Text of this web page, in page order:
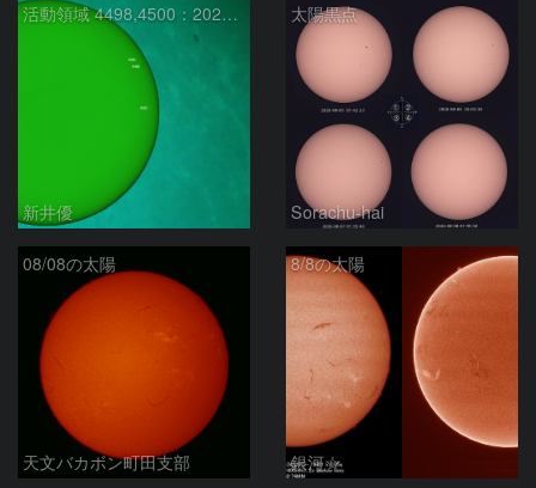
活動領域 4498,4500：2026/08/08
新井優
太陽黒点
Sorachu-hai
08/08の太陽
天文バカボン町田支部
8/8の太陽
銀河☆